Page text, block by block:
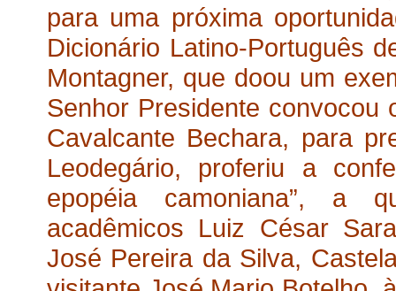
para uma próxima
Dicionário Latino-Português
Montagner, que doou um
Senhor Presidente convocou
Cavalcante Bechara, para
Leodegário, proferiu a
epopéia camoniana”, a
acadêmicos Luiz César
José Pereira da Silva,